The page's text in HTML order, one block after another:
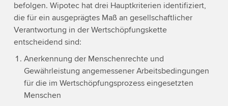
befolgen. Wipotec hat drei Hauptkriterien identifiziert,
die für ein ausgeprägtes Maß an gesellschaftlicher
Verantwortung in der Wertschöpfungskette
entscheidend sind:
Anerkennung der Menschenrechte und
Gewährleistung angemessener Arbeitsbedingungen
für die im Wertschöpfungsprozess eingesetzten
Menschen